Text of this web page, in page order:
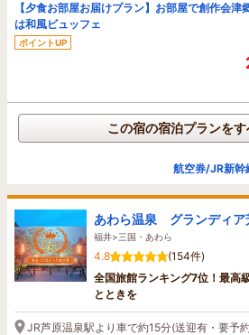
【夕食お部屋お届けプラン】お部屋で創作会
は和風ビュッフェ
ポイントUP
この宿の宿泊プランを
航空券/JR新幹
あわら温泉 グランディア
福井>三国・あわら
4.8
(154件)
全国旅館ランキング7位！最高
とときを
JR芦原温泉駅より車で約15分(送迎有・要予